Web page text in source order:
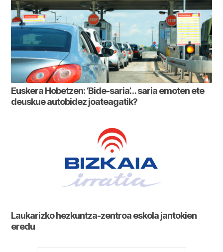
Euskera Hobetzen: ‘Bide-saria’… saria emoten ete
deuskue autobidez joateagatik?
Laukarizko hezkuntza-zentroa eskola jantokien
eredu